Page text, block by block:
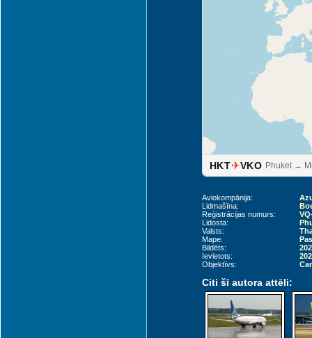
HKT✈VKO Phuket →
Aviokompānija:
Lidmašīna:
Reģistrācijas numurs:
Lidosta:
Valsts:
Mape:
Bildēts:
Ievietots:
Objektīvs:
Citi šī autora attēli: